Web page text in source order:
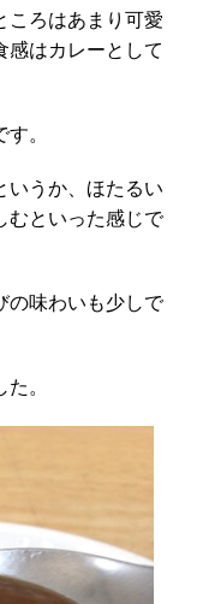
ころはあまり可愛
感はカレーとして
。
いうか、ほたるい
むといった感じで
の味わいも少しで
。